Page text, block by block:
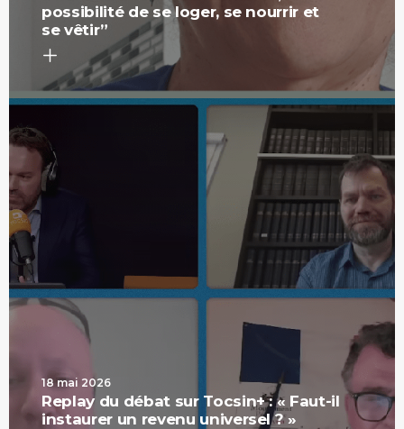
possibilité de se loger, se nourrir et
se vêtir”
18 mai 2026
Replay du débat sur Tocsin+ : « Faut-il
instaurer un revenu universel ? »